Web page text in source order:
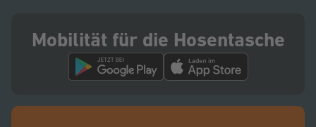
Mobilität für die Hosentasche